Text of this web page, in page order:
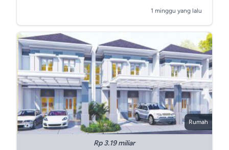
1 minggu yang lalu
Rumah
Rp 3.19 miliar